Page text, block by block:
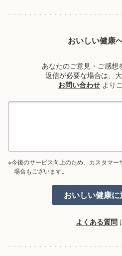
おいしい健康
あなたのご意見・ご感想
返信が必要な場合は、
お問い合わせ より
※今後のサービス向上のため、カスタマー
場合もございます。
よくある質問